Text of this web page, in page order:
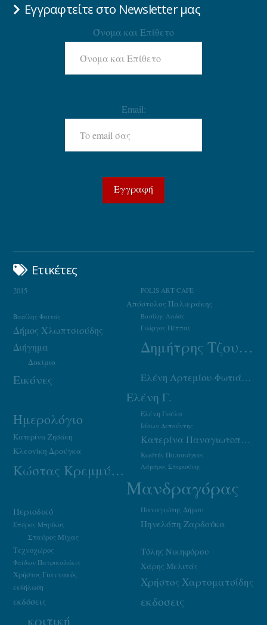
Εγγραφτείτε στο Newsletter μας
Όνομα και Επίθετο
Email:
Ετικέτες
2015 POLIS ART CAFE
Απόστολος Παλιεράκης
Βασίλης Λαδάς
Βασίλης Φαϊτάς
Γιώργος Πέππας
Δήμος Χλωπτσιούδης
Δημήτρης Τζουμάκας
Διήγημα
Δοκίμιο
Εικόνες Ελένη Αρτεμίου-Φωτιάδου
Ελένη Γ.
Ελένη Γούλα
Ημερολόγιο Ιάσων Δεπούντης
Κατερίνα Ζησάκη Κατερίνα Παναγιωτοπούλου
Κλεονίκη Δρούγκα Κωστής Παπακόγκος
Κώστας Κρεμμύδας Λάμπρος Σπυριούνης
Μανδραγόρας
Παναγιώτης Δήμου
Περιοδικό
Πηνελόπη Ζαρδούκα
Σπύρος Μπρίκος
Σταύρος Μίχας
Τεχνοχώρος
Τόλης Νικηφόρου
Φαίδων Πατρικαλάκις Χάρης Μελιτάς
Χρήστος Γιαννακός
Χρήστος Χαρτοματσίδης
εκδήλωση
εκδοσεις
εκδόσεις
κριτική